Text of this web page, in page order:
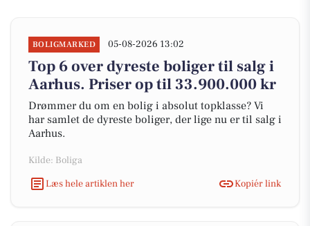
BOLIGMARKED 05-08-2026 13:02
Top 6 over dyreste boliger til salg i
Aarhus. Priser op til 33.900.000 kr
Drømmer du om en bolig i absolut topklasse? Vi
har samlet de dyreste boliger, der lige nu er til salg i
Aarhus.
Kilde: Boliga
Læs hele artiklen her
Kopiér link